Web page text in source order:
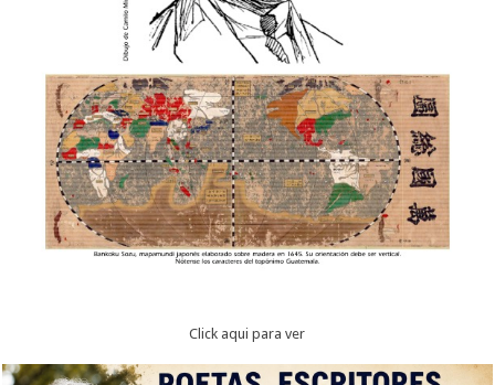
Click aqui para ver